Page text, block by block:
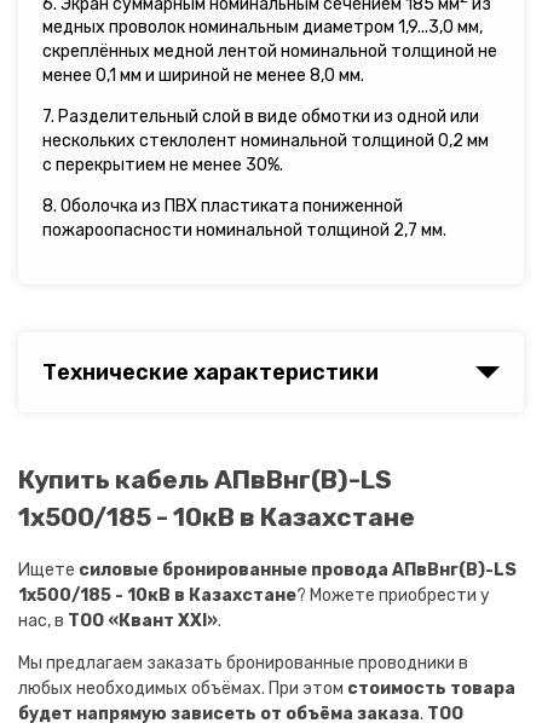
медных проволок номинальным диаметром 1,9...3,0 мм,
скреплённых медной лентой номинальной толщиной не
менее 0,1 мм и шириной не менее 8,0 мм.
7. Разделительный слой в виде обмотки из одной или
нескольких стеклолент номинальной толщиной 0,2 мм
с перекрытием не менее 30%.
8. Оболочка из ПВХ пластиката пониженной
пожароопасности номинальной толщиной 2,7 мм.
Технические характеристики
Купить кабель АПвВнг(B)-LS
1х500/185 - 10кВ в Казахстане
Ищете силовые бронированные провода АПвВнг(B)-LS
1х500/185 - 10кВ в Казахстане? Можете приобрести у
нас, в ТОО «Квант XXI».
Мы предлагаем заказать бронированные проводники в
любых необходимых объёмах. При этом стоимость товара
будет напрямую зависеть от объёма заказа. ТОО